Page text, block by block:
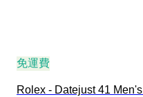
免運費
Rolex - Datejust 41 Men's